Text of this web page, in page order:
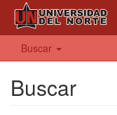
Buscar
Buscar